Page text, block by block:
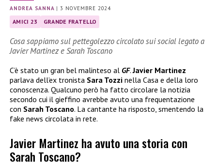
ANDREA SANNA |3 NOVEMBRE 2024
AMICI 23 GRANDE FRATELLO
Cosa sappiamo sul pettegolezzo circolato sui social legato a
Javier Martinez e Sarah Toscano
C’è stato un gran bel malinteso al GF.Javier Martinez
parlava dell’ex tronista Sara Tozzi nella Casa e della loro
conoscenza. Qualcuno però ha fatto circolare la notizia
secondo cui il gieffino avrebbe avuto una frequentazione
con Sarah Toscano. La cantante ha risposto, smentendo la
fake news circolata in rete.
Javier Martinez ha avuto una storia con
Sarah Toscano?